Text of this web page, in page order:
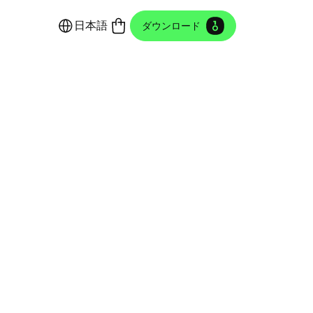
日本語 ダウンロード